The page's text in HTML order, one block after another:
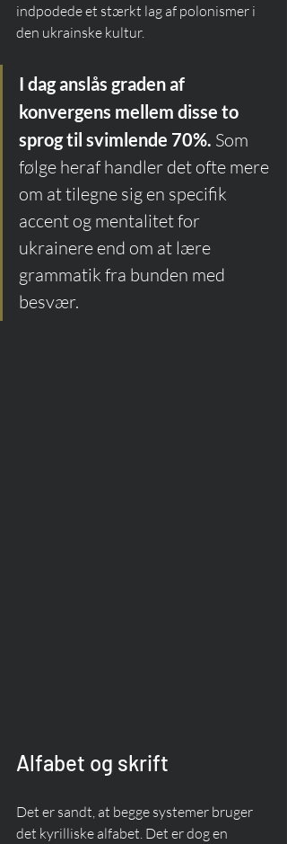
indpodede et stærkt lag af polonismer i
den ukrainske kultur.
I dag anslås graden af
konvergens mellem disse to
sprog til svimlende 70%. Som
følge heraf handler det ofte mere
om at tilegne sig en specifik
accent og mentalitet for
ukrainere end om at lære
grammatik fra bunden med
besvær.
Alfabet og skrift
Det er sandt, at begge systemer bruger
det kyrilliske alfabet. Det er dog en